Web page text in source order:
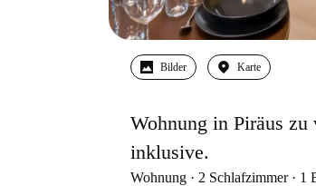
Bilder Karte
Wohnung in Piräus
inklusive.
Wohnung 2 Schlafzimmer 1